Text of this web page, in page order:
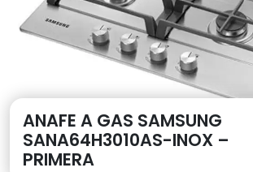
ANAFE A GAS SAMSUNG
SANA64H3010AS-INOX –
PRIMERA